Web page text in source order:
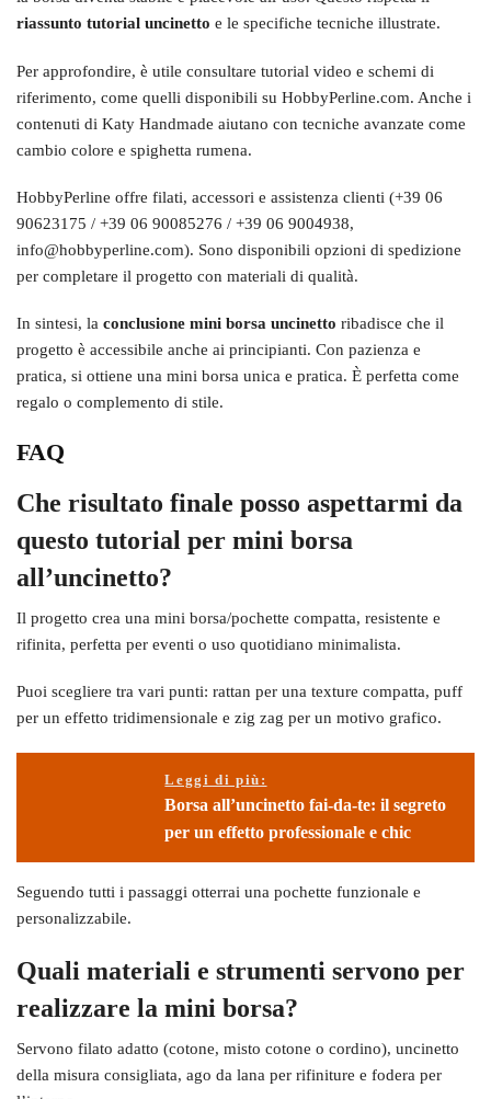
riassunto tutorial uncinetto e le specifiche tecniche illustrate.
Per approfondire, è utile consultare tutorial video e schemi di
riferimento, come quelli disponibili su HobbyPerline.com. Anche i
contenuti di Katy Handmade aiutano con tecniche avanzate come
cambio colore e spighetta rumena.
HobbyPerline offre filati, accessori e assistenza clienti (+39 06
90623175 / +39 06 90085276 / +39 06 9004938,
info@hobbyperline.com). Sono disponibili opzioni di spedizione
per completare il progetto con materiali di qualità.
In sintesi, la conclusione mini borsa uncinetto ribadisce che il
progetto è accessibile anche ai principianti. Con pazienza e
pratica, si ottiene una mini borsa unica e pratica. È perfetta come
regalo o complemento di stile.
FAQ
Che risultato finale posso aspettarmi da
questo tutorial per mini borsa
all’uncinetto?
Il progetto crea una mini borsa/pochette compatta, resistente e
rifinita, perfetta per eventi o uso quotidiano minimalista.
Puoi scegliere tra vari punti: rattan per una texture compatta, puff
per un effetto tridimensionale e zig zag per un motivo grafico.
Leggi di più:
Borsa all’uncinetto fai-da-te: il segreto
per un effetto professionale e chic
Seguendo tutti i passaggi otterrai una pochette funzionale e
personalizzabile.
Quali materiali e strumenti servono per
realizzare la mini borsa?
Servono filato adatto (cotone, misto cotone o cordino), uncinetto
della misura consigliata, ago da lana per rifiniture e fodera per